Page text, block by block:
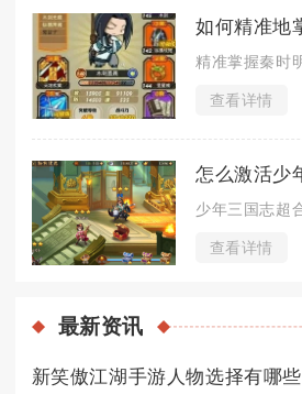
查看详情
查看详情
最新资讯
新笑傲江湖手游人物选择有哪些